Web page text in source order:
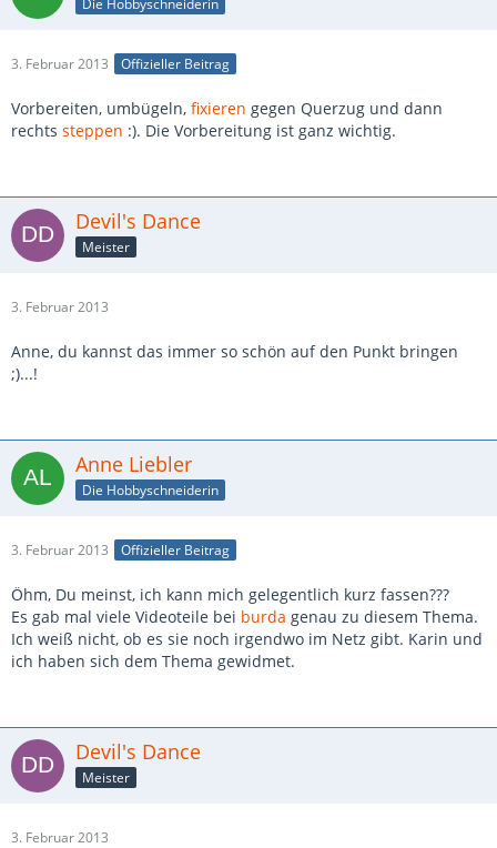
3. Februar 2013 Offizieller Beitrag
Vorbereiten, umbügeln, fixieren gegen Querzug und dann
rechts steppen :). Die Vorbereitung ist ganz wichtig.
Devil's Dance
Meister
3. Februar 2013
Anne, du kannst das immer so schön auf den Punkt bringen
;)...!
Anne Liebler
Die Hobbyschneiderin
3. Februar 2013 Offizieller Beitrag
Öhm, Du meinst, ich kann mich gelegentlich kurz fassen???
Es gab mal viele Videoteile bei burda genau zu diesem Thema.
Ich weiß nicht, ob es sie noch irgendwo im Netz gibt. Karin und
ich haben sich dem Thema gewidmet.
Devil's Dance
Meister
3. Februar 2013